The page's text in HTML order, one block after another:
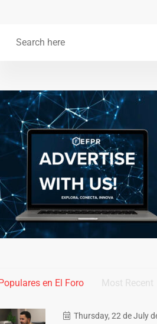
en El Foro Most Recent
Thursday, 22 de July